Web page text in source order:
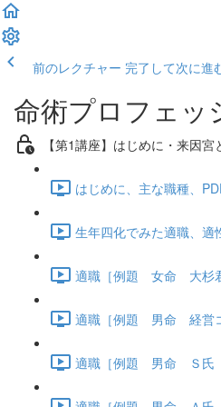
前のレクチャー 完了して次に進
命術プロフェッ
【第1講座】はじめに・来因
はじめに、主な職種、
生年四化でみた適職、
適職［例題 女命 大杉
適職［例題 男命 経営
適職［例題 男命 Ｓ氏